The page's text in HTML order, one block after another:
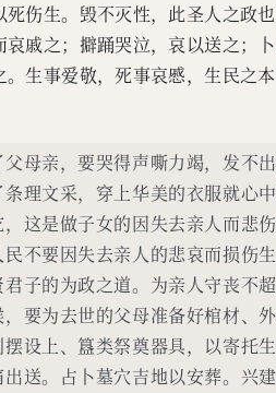
伤生。毁不灭性，此圣人之政
哀戚之；擗踊哭泣，哀以送之；
生事爱敬，死事哀慼，生民之
母亲，要哭得声嘶力竭，发不
理文采，穿上华美的衣服就心
这是做子女的因失去亲人而悲
不要因失去亲人的悲哀而损伤
子的为政之道。为亲人守丧不
要为去世的父母准备好棺材、
设上、簋类祭奠器具，以寄托
送。占卜墓穴吉地以安葬。兴